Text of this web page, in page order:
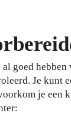
goed
Je kunt
je een